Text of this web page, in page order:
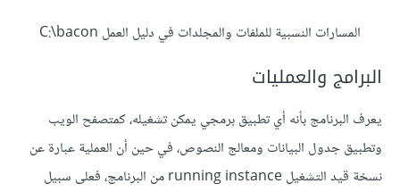
المسارات النسبية للملفات والمجلدات في دليل العمل C:\bacon
البرامج والعمليات
يعرف البرنامج بأنه أي تطبيق برمجي يمكن تشغيله، كمتصفح الويب
وتطبيق جدول البيانات ومعالج النصوص، في حين أن العملية عبارة عن
نسخة قيد التشغيل running instance من البرنامج، فعلى سبيل